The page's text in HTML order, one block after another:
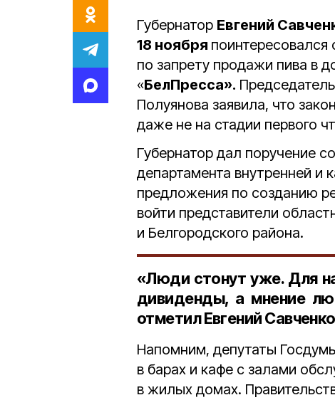
Губернатор Евгений
18 ноября поинтересовался
по запрету продажи пива в
«БелПресса».
Полуянова заявила, что
даже не на стадии первого
Губернатор дал поручение
департамента внутренней и
предложения по созданию
войти представители
и Белгородского района.
«Люди стонут уже. Для
дивиденды, а мнение
отметил Евгений
Напомним, депутаты
в барах и кафе с залами
в жилых домах.